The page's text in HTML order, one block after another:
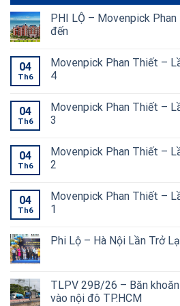
PHI LỘ – Movenpick
đến
04
Th6
Movenpick Phan Thiết –
4
04
Th6
Movenpick Phan Thiết –
3
04
Th6
Movenpick Phan Thiết –
2
04
Th6
Movenpick Phan Thiết –
1
Phi Lộ – Hà Nội Lần Trở
TLPV 29B/26 – Băn
vào nội đô TP.HCM